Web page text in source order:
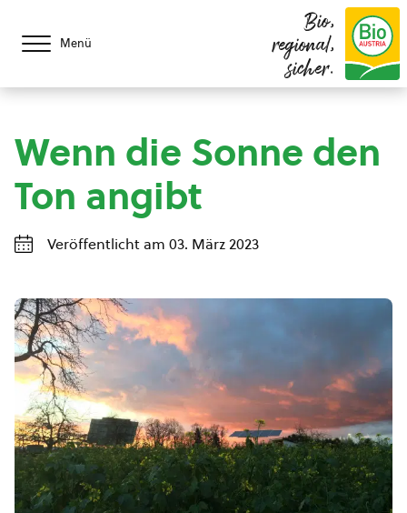
Menü
Bio,
regional,
sicher.
Wenn die Sonne den
Ton angibt
Veröffentlicht am 03. März 2023